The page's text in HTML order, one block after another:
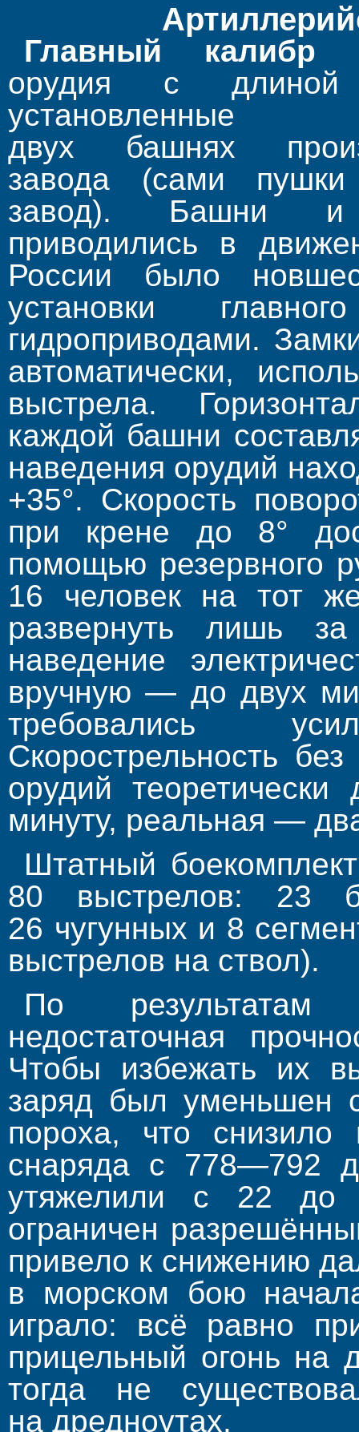
Главный калибр
орудия с
двух башнях
завода (сами пушки
завод). Башни и
приводились в
России было
установки
гидроприводами.
автоматически,
выстрела.
каждой башни
наведения орудий
+35°. Скорость
при крене до 8°
помощью резервного
16 человек на тот
развернуть лишь
наведение
вручную — до двух
требовались
Скорострельность
орудий
минуту, реальная —
Штатный
80 выстрелов: 23
26 чугунных и 8
выстрелов на ствол).
По результатам
недостаточная
Чтобы избежать их
заряд был уменьшен
пороха, что снизило
снаряда с 778—792
утяжелили с 22 до
ограничен
привело к снижению
в морском бою
играло: всё равно
прицельный огонь на
тогда не
на дредноутах.